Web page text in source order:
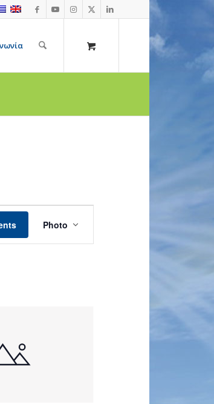
Views
Photo